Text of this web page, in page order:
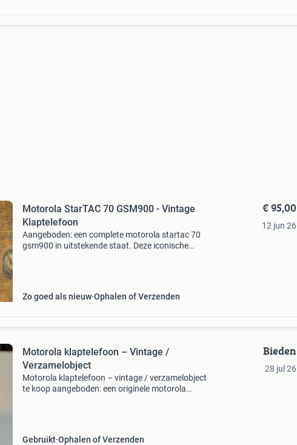
Motorola StarTAC 70 GSM900 - Vintage
Klaptelefoon
Aangeboden: een complete motorola startac 70
gsm900 in uitstekende staat. Deze iconische
Zo goed als nieuw Ophalen of Verzenden
€ 95,00
12 jun 26
Motorola klaptelefoon – Vintage /
Verzamelobject
Motorola klaptelefoon – vintage / verzamelobject
te koop aangeboden: een originele motorola
Gebruikt Ophalen of Verzenden
Bieden
28 jul 26